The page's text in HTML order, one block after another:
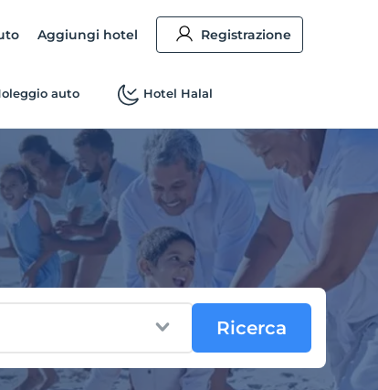
Aggiungi hotel Registrazione
auto Hotel Halal
Ricerca